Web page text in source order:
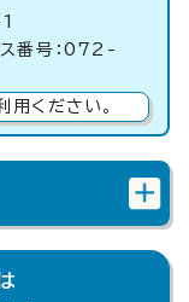
番号：072-
ください。